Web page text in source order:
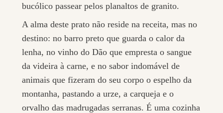
bucólico passear pelos planaltos de granito.
A alma deste prato não reside na receita, mas no
destino: no barro preto que guarda o calor da
lenha, no vinho do Dão que empresta o sangue
da videira à carne, e no sabor indomável de
animais que fizeram do seu corpo o espelho da
montanha, pastando a urze, a carqueja e o
orvalho das madrugadas serranas. É uma cozinha